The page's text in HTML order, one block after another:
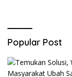
Popular Post